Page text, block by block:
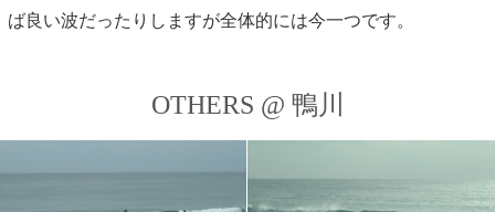
ば良い波だったりしますが全体的には今一つです。
OTHERS @ 鴨川